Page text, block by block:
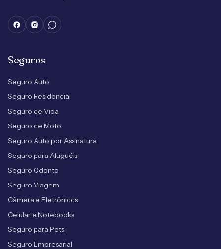
Seguros
Seguro Auto
Seguro Residencial
Seguro de Vida
Seguro de Moto
Seguro Auto por Assinatura
Seguro para Aluguéis
Seguro Odonto
Seguro Viagem
Câmera e Eletrônicos
Celular e Notebooks
Seguro para Pets
Seguro Empresarial